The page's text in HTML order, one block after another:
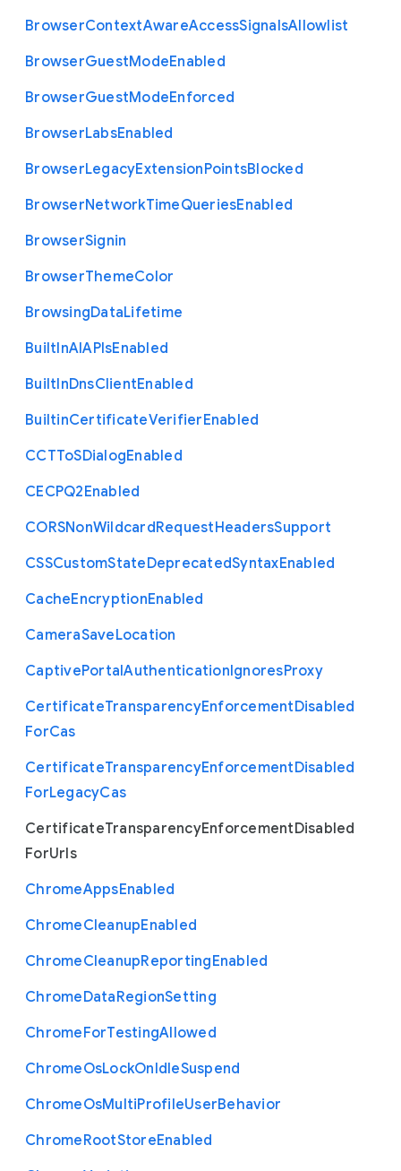
BrowserContextAwareAccessSignalsAllowlist
BrowserGuestModeEnabled
BrowserGuestModeEnforced
BrowserLabsEnabled
BrowserLegacyExtensionPointsBlocked
BrowserNetworkTimeQueriesEnabled
BrowserSignin
BrowserThemeColor
BrowsingDataLifetime
BuiltInAIAPIsEnabled
BuiltInDnsClientEnabled
BuiltinCertificateVerifierEnabled
CCTToSDialogEnabled
CECPQ2Enabled
CORSNonWildcardRequestHeadersSupport
CSSCustomStateDeprecatedSyntaxEnabled
CacheEncryptionEnabled
CameraSaveLocation
CaptivePortalAuthenticationIgnoresProxy
CertificateTransparencyEnforcementDisabled
ForCas
CertificateTransparencyEnforcementDisabled
ForLegacyCas
CertificateTransparencyEnforcementDisabled
ForUrls
ChromeAppsEnabled
ChromeCleanupEnabled
ChromeCleanupReportingEnabled
ChromeDataRegionSetting
ChromeForTestingAllowed
ChromeOsLockOnIdleSuspend
ChromeOsMultiProfileUserBehavior
ChromeRootStoreEnabled